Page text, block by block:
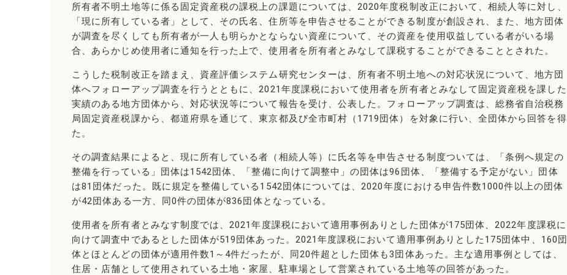
所有者不明土地等に係る固定資産税の課税上の課題については、2020年度税制改正において、相続人等に対し、
「現に所有している者」として、その氏名、住所等を申告させることができる制度が創設され、また、地方団体
が調査を尽くしても所有者が一人も明らかとならない資産について、その資産を使用収益している者がいる場
合、あらかじめ使用者に通知を行った上で、使用者を所有者とみなして課税することができることとされた。
こうした税制改正を踏まえ、資産評価システム研究センターは、所有者不明土地への対応状況について、地方団
体へフォローアップ調査を行うとともに、2021年度課税において使用者を所有者とみなして固定資産税を課した
実績のある地方団体から、対応状況等について報告を受け、公表した。フォローアップ調査は、総務省自治税務
局固定資産税課から、都道府県を通じて、東京都及び全市町村（1719団体）を対象に行い、全団体から回答を得
た。
その調査結果によると、現に所有している者（相続人等）に氏名等を申告させる制度ついては、「条例へ規定の
整備を行っている」団体は1542団体、「整備に向けて調整中」の団体は96団体、「整備する予定がない」団体
は81団体だった。既に規定を整備している1542団体については、2020年度における申告件数1000件以上の団体
が42団体ある一方、同0件の団体が836団体となっている。
使用者を所有者とみなす制度では、2021年度課税において適用事例ありとした団体が175団体、2022年度課税に
向けて調査中であるとした団体が519団体あった。2021年度課税において適用事例ありとした175団体中、160団
体とほとんどの団体が適用件数1～4件だったが、同20件超とした団体も3団体あった。主な適用事例としては、
住居・店舗として使用されている土地・家屋、駐車場として営業されている土地等の回答があった。